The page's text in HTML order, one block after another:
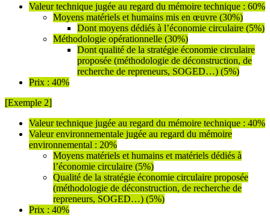
Valeur technique jugée au regard du mémoire technique : 60%
Moyens matériels et humains mis en œuvre (30%)
Dont moyens dédiés à l’économie circulaire (5%)
Méthodologie opérationnelle (30%)
Dont qualité de la stratégie économie circulaire
proposée (méthodologie de déconstruction, de
recherche de repreneurs, SOGED…) (5%)
Prix : 40%
[Exemple 2]
Valeur technique jugée au regard du mémoire technique : 40%
Valeur environnementale jugée au regard du mémoire
environnemental : 20%
Moyens matériels et humains et matériels dédiés à
l’économie circulaire (5%)
Qualité de la stratégie économie circulaire proposée
(méthodologie de déconstruction, de recherche de
repreneurs, SOGED…) (5%)
Prix : 40%